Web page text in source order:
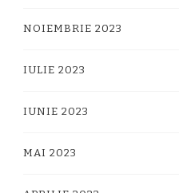
NOIEMBRIE 2023
IULIE 2023
IUNIE 2023
MAI 2023